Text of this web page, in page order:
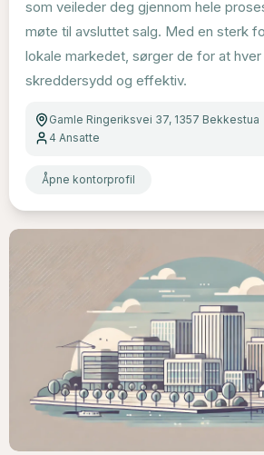
som veileder deg gjennom hele
møte til avsluttet salg. Med en sterk
lokale markedet, sørger de for at
skreddersydd og effektiv.
Gamle Ringeriksvei 37, 1357 Bekkestua
4 Ansatte
Åpne kontorprofil